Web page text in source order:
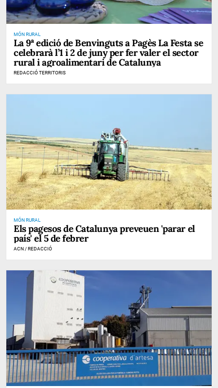
MÓN RURAL
La 9ª edició de Benvinguts a Pagès La Festa se
celebrarà l’1 i 2 de juny per fer valer el sector
rural i agroalimentari de Catalunya
REDACCIÓ TERRITORIS
MÓN RURAL
Els pagesos de Catalunya preveuen 'parar el
país' el 5 de febrer
ACN / REDACCIÓ